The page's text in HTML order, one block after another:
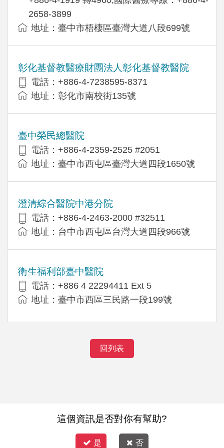
2658-3899
地址：臺中市梧棲區臺灣大道八段699號
彰化基督教醫療財團法人彰化基督教醫院
電話：+886-4-7238595-8371
地址：彰化市南校街135號
臺中榮民總醫院
電話：+886-4-2359-2525 #2051
地址：臺中市西屯區臺灣大道四段1650號
澄清綜合醫院中港分院
電話：+886-4-2463-2000 #32511
地址：台中市西屯區台灣大道四段966號
衛生福利部臺中醫院
電話：+886 4 22294411 Ext 5
地址：臺中市西區三民路一段199號
回列表
這個資訊是否對你有幫助?
是 否